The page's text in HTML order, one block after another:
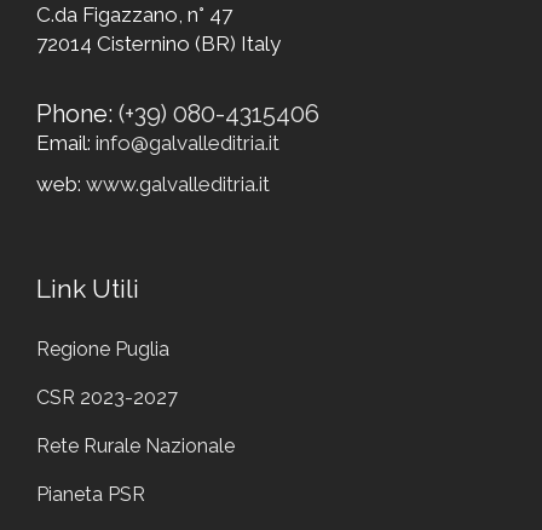
C.da Figazzano, n° 47
72014 Cisternino (BR) Italy
Phone: (+39) 080-4315406
Email: info@galvalleditria.it
web: www.galvalleditria.it
Link Utili
Regione Puglia
CSR 2023-2027
Rete Rurale Nazionale
Pianeta PSR